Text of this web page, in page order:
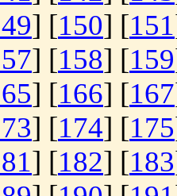
] [150] [151
] [158] [159
] [166] [167
] [174] [175
] [182] [183